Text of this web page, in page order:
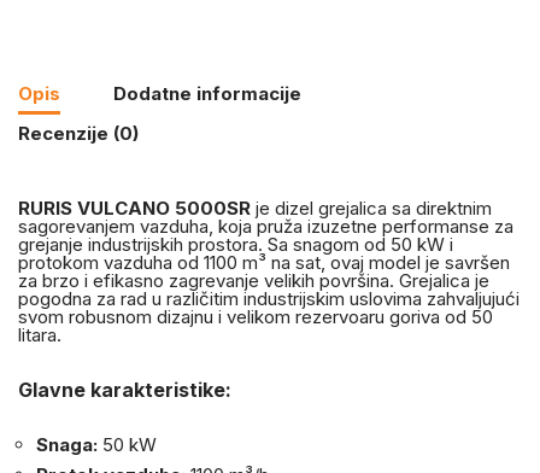
Opis
Dodatne informacije
Recenzije (0)
RURIS VULCANO 5000SR je dizel grejalica sa direktnim
sagorevanjem vazduha, koja pruža izuzetne performanse za
grejanje industrijskih prostora. Sa snagom od 50 kW i
protokom vazduha od 1100 m³ na sat, ovaj model je savršen
za brzo i efikasno zagrevanje velikih površina. Grejalica je
pogodna za rad u različitim industrijskim uslovima zahvaljujući
svom robusnom dizajnu i velikom rezervoaru goriva od 50
litara.
Glavne karakteristike:
Snaga: 50 kW